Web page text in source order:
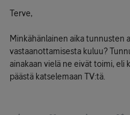
Terve,
Minkähänlainen aika tunnusten
vastaanottamisesta kuluu?
ainakaan vielä ne eivät toimi, eli
päästä katselemaan TV:tä.